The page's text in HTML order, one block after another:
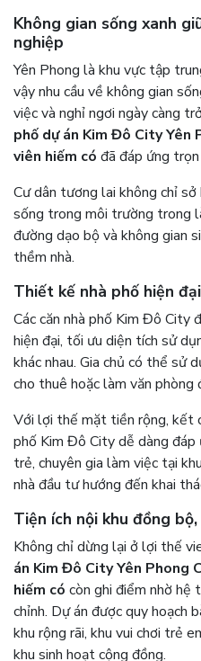
Không gian sống xanh
nghiệp
Yên Phong là khu vực tập
vậy nhu cầu về không gian
việc và nghỉ ngơi ngày càng
phố dự án Kim Đô City Yên
viên hiếm có đã đáp ứng
Cư dân tương lai không chỉ
sống trong môi trường trong
đường dạo bộ và không gian
thềm nhà.
Thiết kế nhà phố hiện
Các căn nhà phố Kim Đô City
hiện đại, tối ưu diện tích sử
khác nhau. Gia chủ có thể sử
cho thuê hoặc làm văn phòng
Với lợi thế mặt tiền rộng, kết
phố Kim Đô City dễ dàng đáp
trẻ, chuyên gia làm việc tại
nhà đầu tư hướng đến khai
Tiện ích nội khu đồng
Không chỉ dừng lại ở lợi thế
án Kim Đô City Yên Phong
hiếm có còn ghi điểm nhờ hệ
chỉnh. Dự án được quy hoạch
khu rộng rãi, khu vui chơi trẻ
khu sinh hoạt cộng đồng.